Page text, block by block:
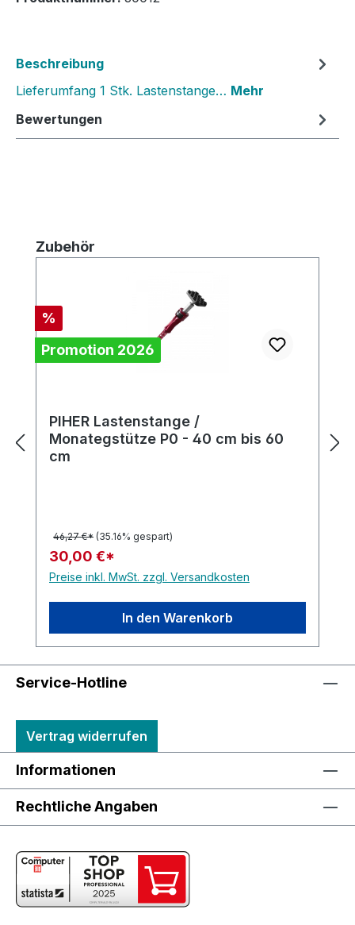
Beschreibung
Lieferumfang 1 Stk. Lastenstange… Mehr
Bewertungen
Produktgalerie überspringen
Zubehör
Rabatt
%
Promotion 2026
PIHER Lastenstange /
Monategstütze P0 - 40 cm bis 60
cm
46,27 €* (35.16% gespart)
30,00 €*
Preise inkl. MwSt. zzgl. Versandkosten
In den Warenkorb
Service-Hotline
Vertrag widerrufen
Informationen
Rechtliche Angaben